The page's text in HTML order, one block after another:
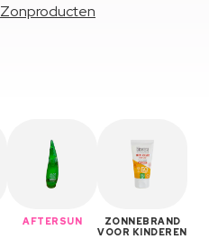
Zonproducten
AFTERSUN
ZONNEBRAND
VOOR KINDEREN